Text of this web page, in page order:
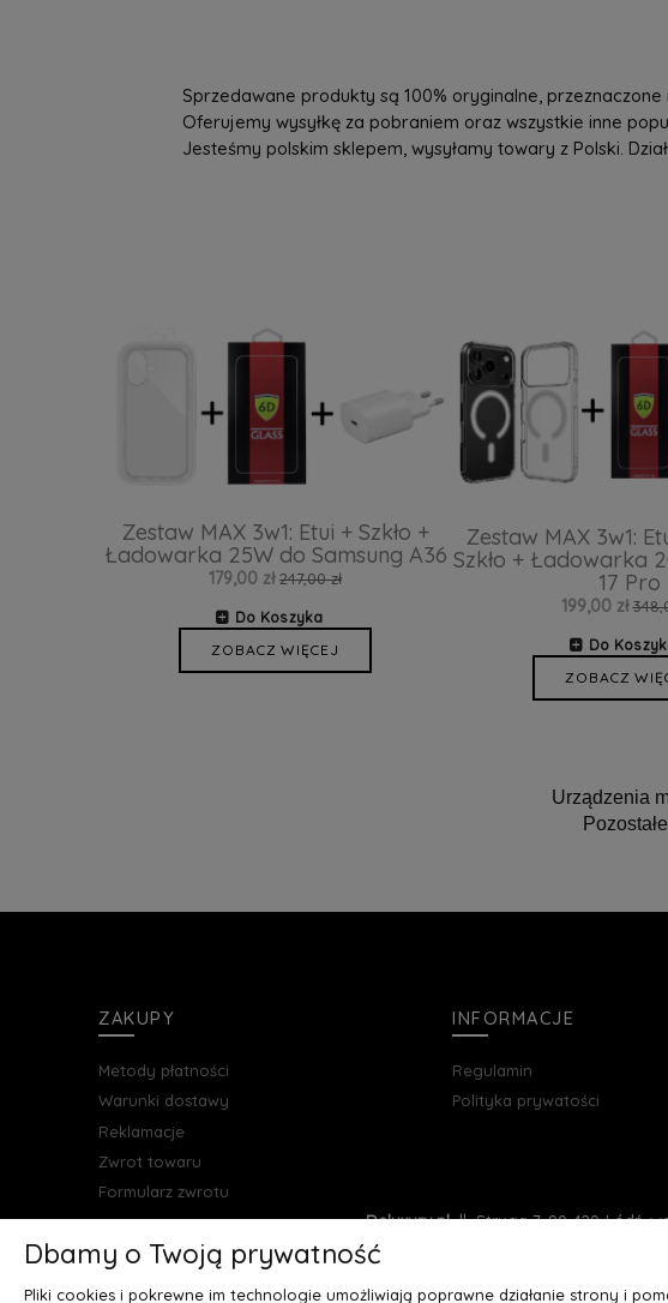
Sprzedawane produkty są 100% oryginalne,
Oferujemy wysyłkę za pobraniem oraz wszystkie inne
Jesteśmy polskim sklepem, wysyłamy towary z Polski.
Zestaw MAX 3w1: Etui + Szkło +
Ładowarka 25W do Samsung A36
179,00 zł 247,00 zł
Do Koszyka
ZOBACZ WIĘCEJ
Zestaw MAX 3w1:
Szkło + Ładowarka
17 Pro
199,00 zł
Do
ZOBACZ
Urządzenia
ZAKUPY
Metody płatności
Warunki dostawy
Reklamacje
Zwrot towaru
Formularz zwrotu
INFORMACJE
Regulamin
Polityka prywatości
Deluxury.pl|| Struga 7, 90-420 Łódź,
Dbamy o Twoją prywatność
Pliki cookies i pokrewne im technologie umożliwiają poprawne działanie strony i